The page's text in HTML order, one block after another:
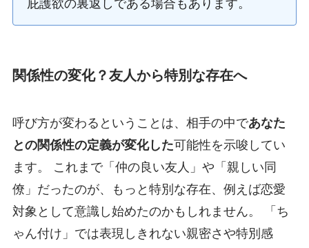
庇護欲の裏返しである場合もあります。
関係性の変化？友人から特別な存在へ
呼び方が変わるということは、相手の中であなた
との関係性の定義が変化した可能性を示唆してい
ます。 これまで「仲の良い友人」や「親しい同
僚」だったのが、もっと特別な存在、例えば恋愛
対象として意識し始めたのかもしれません。 「ち
ゃん付け」では表現しきれない親密さや特別感